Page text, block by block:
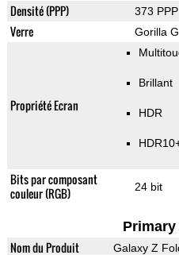
Densité (PPP) 373 PPP
Verre Gorilla
Propriété Ecran
Brillant
HDR
Bits par composant
couleur (RGB)
24 bit
Primary
Nom du Produit Galaxy Z